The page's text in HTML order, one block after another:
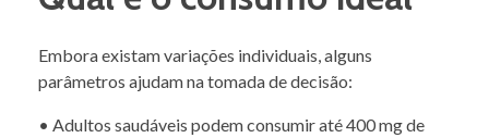
Embora existam variações individuais, alguns
parâmetros ajudam na tomada de decisão:
• Adultos saudáveis podem consumir até 400 mg de